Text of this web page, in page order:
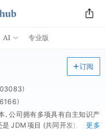
AI 专业版
）
）
，公司拥有多项具有自主知识产
JDM 项目 (共同开发), CIG 建
更多
订阅